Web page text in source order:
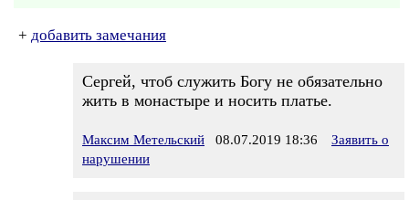
+ добавить замечания
Сергей, чтоб служить Богу не обязательно
жить в монастыре и носить платье.
Максим Метельский 08.07.2019 18:36
Заявить о
нарушении